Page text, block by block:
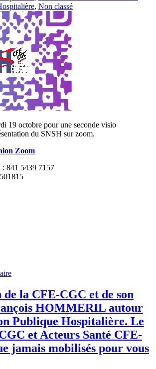
, Non classé
19 octobre pour une seconde visio
du SNSH sur zoom.
Zoom
841 5439 7157
la CFE-CGC et de son
HOMMERIL autour
Publique Hospitalière. Le
et Acteurs Santé CFE-
jamais mobilisés pour vous